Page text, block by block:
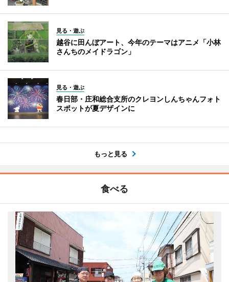
見る・遊ぶ
越谷に田んぼアート、今年のテーマはアニメ「小林
さんちのメイドラゴン」
見る・遊ぶ
春日部・庄和総合支所のクレヨンしんちゃんフォト
スポットが夏デザインに
もっと見る
食べる